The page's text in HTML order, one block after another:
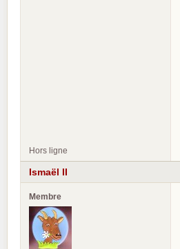
Hors ligne
Ismaël II
Membre